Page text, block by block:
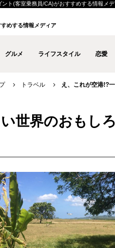
ト(客室乗務員/CA)がおすすめする情報メ
めする情報メディア
グルメ ライフスタイル 恋愛
トラベル え、これが空港!?
世界のおもし